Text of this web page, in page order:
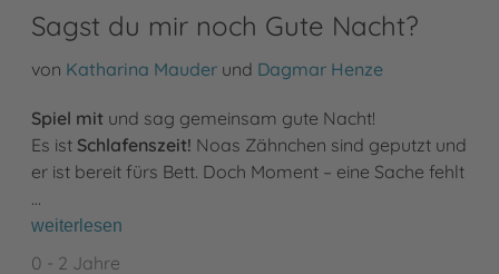
Sagst du mir noch Gute Nacht?
von Katharina Mauder und Dagmar Henze
Spiel mit und sag gemeinsam gute Nacht!
Es ist Schlafenszeit! Noas Zähnchen sind geputzt und
er ist bereit fürs Bett. Doch Moment – eine Sache fehlt
…
weiterlesen
0 - 2 Jahre